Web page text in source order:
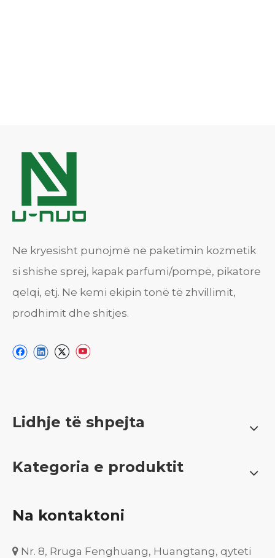
Ne kryesisht punojmë në paketimin kozmetik
si shishe sprej, kapak parfumi/pompë, pikatore
qelqi, etj. Ne kemi ekipin tonë të zhvillimit,
prodhimit dhe shitjes.
Lidhje të shpejta
Kategoria e produktit
Na kontaktoni
 Nr. 8, Rruga Fenghuang, Huangtang, qyteti